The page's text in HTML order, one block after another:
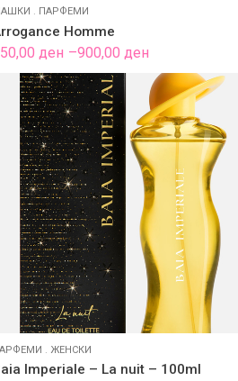
. ПАРФЕМИ
Homme
ден –900,00ден
range:
550,00 ден
through
900,00 ден
. ЖЕНСКИ
Imperiale – La nuit – 100ml